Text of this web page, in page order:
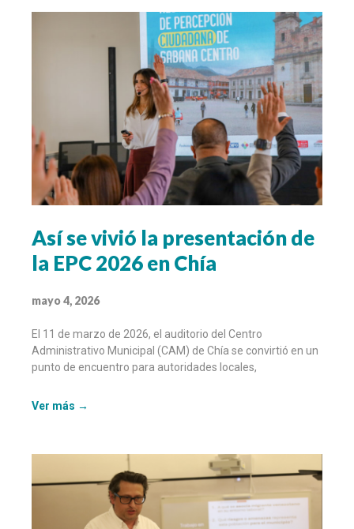
Así se vivió la presentación de
la EPC 2026 en Chía
mayo 4, 2026
El 11 de marzo de 2026, el auditorio del Centro
Administrativo Municipal (CAM) de Chía se convirtió en un
punto de encuentro para autoridades locales,
Ver más →